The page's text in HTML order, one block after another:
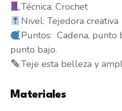
Técnica: Crochet
Nivel: Tejedora creativa
Puntos: Cadena, punto
punto bajo.
Teje esta belleza y
Materiales